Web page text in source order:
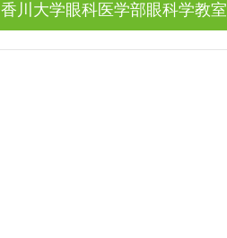
香川大学眼科医学部眼科学教室